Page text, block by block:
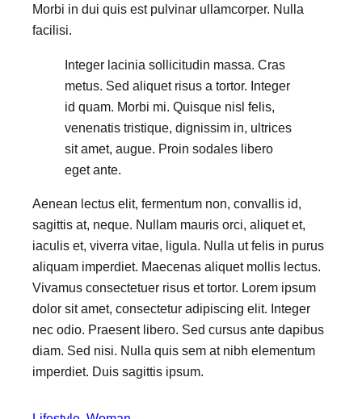
Morbi in dui quis est pulvinar ullamcorper. Nulla
facilisi.
Integer lacinia sollicitudin massa. Cras
metus. Sed aliquet risus a tortor. Integer
id quam. Morbi mi. Quisque nisl felis,
venenatis tristique, dignissim in, ultrices
sit amet, augue. Proin sodales libero
eget ante.
Aenean lectus elit, fermentum non, convallis id,
sagittis at, neque. Nullam mauris orci, aliquet et,
iaculis et, viverra vitae, ligula. Nulla ut felis in purus
aliquam imperdiet. Maecenas aliquet mollis lectus.
Vivamus consectetuer risus et tortor. Lorem ipsum
dolor sit amet, consectetur adipiscing elit. Integer
nec odio. Praesent libero. Sed cursus ante dapibus
diam. Sed nisi. Nulla quis sem at nibh elementum
imperdiet. Duis sagittis ipsum.